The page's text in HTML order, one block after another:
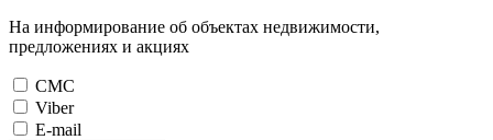
На информирование об объектах недвижимости,
предложениях и акциях
СМС
Viber
E-mail